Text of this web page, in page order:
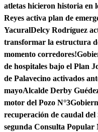
atletas hicieron historia en
Reyes activa plan de
YacuralDelcy Rodríguez
transformar la estructura
momento corredores!
de hospitales bajo el Plan
de Palavecino activados
mayoAlcalde Derby
motor del Pozo N°3
recuperación de caudal
segunda Consulta Popular